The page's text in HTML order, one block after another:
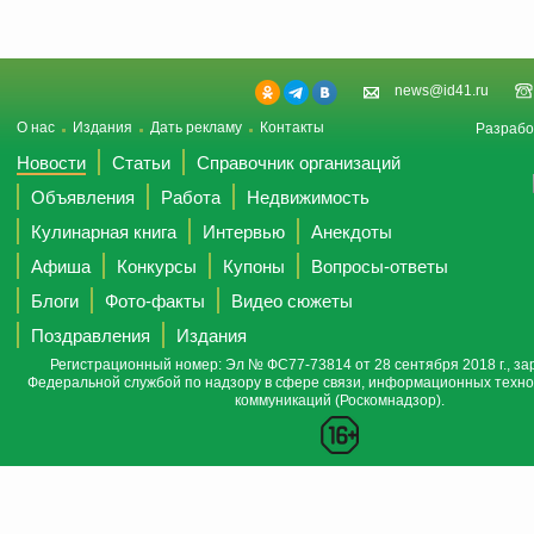
news@id41.ru
О нас Издания Дать рекламу Контакты
Новости Статьи
Справочник организаций
Объявления
Работа
Недвижимость
Кулинарная книга
Интервью
Анекдоты
Афиша
Конкурсы Купоны
Вопросы-ответы
Блоги
Фото-факты
Видео сюжеты
Поздравления
Издания
Регистрационный номер: Эл № ФС77-73814 от 28 сентября 2018 г.,
Федеральной службой по надзору в сфере связи, информационных
коммуникаций (Роскомнадзор).